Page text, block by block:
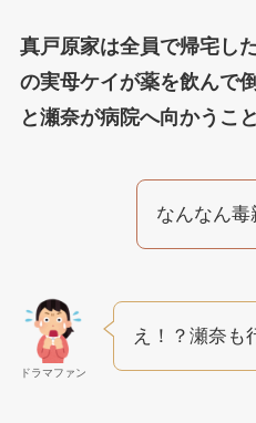
真戸原家は全員で帰宅し
の実母ケイが薬を飲んで
と瀬奈が病院へ向かうこ
なんなん毒
ドラマファン
え！？瀬奈も